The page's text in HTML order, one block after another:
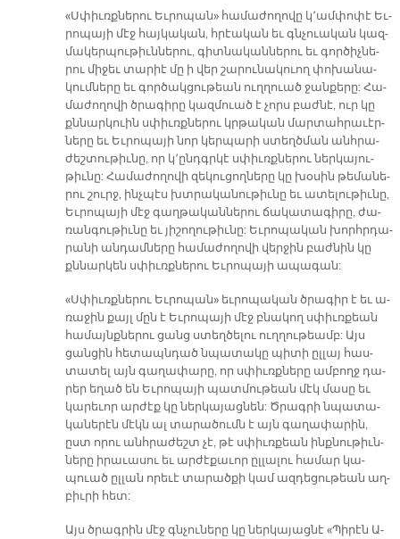
«Սփիւռք­նե­րու Եւ­րո­պան» հա­մա­ժո­ղո­վը կ՚ամ­փո­փէ Եւ­
րո­պա­յի մէջ հայ­կա­կան, հրէա­կան եւ գնչուա­կան կազ­
մա­կեր­պու­թիւն­նե­րու, գիտ­նա­կան­նե­րու եւ գոր­ծիչ­նե­
րու մի­ջեւ տա­րիէ մը ի վեր շա­րու­նա­կուող փո­խա­նա­
կում­նե­րը եւ գոր­ծակ­ցու­թեան ուղ­ղուած ջան­քե­րը: Հա­
մա­ժո­ղո­վի ծրա­գի­րը կազ­մուած է չորս բաժ­նէ, ուր կը
քննար­կուին սփիւռք­նե­րու կրթա­կան մար­տահ­րա­ւէր­
նե­րը եւ Եւ­րո­պա­յի նոր կեր­պա­րի ստեղծ­ման անհ­րա­
ժեշ­տու­թիւ­նը, որ կ՚ընդգր­կէ սփիւռք­նե­րու ներ­կա­յու­
թիւ­նը: Հա­մա­ժո­ղո­վի զե­կու­ցող­նե­րը կը խօ­սին թե­մա­նե­
րու շուրջ, ինչ­պէս խտրա­կա­նու­թիւ­նը եւ ա­տե­լու­թիւ­նը,
Եւ­րո­պա­յի մէջ գաղ­թա­կան­նե­րու ճա­կա­տա­գի­րը, ժա­
ռան­գու­թիւ­նը եւ յի­շո­ղու­թիւ­նը: Եւ­րո­պա­կան խորհր­դա­
րա­նի ան­դամ­նե­րը հա­մա­ժո­ղո­վի վեր­ջին բաժ­նին կը
քննար­կեն սփիւռք­նե­րու Եւ­րո­պա­յի ա­պա­գան:
«Սփիւռք­նե­րու Եւ­րո­պան» եւ­րո­պա­կան ծրա­գիր է եւ ա­
ռա­ջին քայլ մըն է Եւ­րո­պա­յի մէջ բնա­կող սփիւռ­քեան
հա­մայնք­նե­րու ցանց ստեղ­ծե­լու ուղ­ղու­թեամբ: Այս
ցան­ցին հե­տապն­դած նպա­տա­կը պի­տի ըլ­լայ հաս­
տա­տել այն գա­ղա­փա­րը, որ սփիւռք­նե­րը ամ­բողջ դա­
րեր ե­ղած են Եւ­րո­պա­յի պատ­մու­թեան մէկ մա­սը եւ
կա­րե­ւոր ար­ժէք կը ներ­կա­յաց­նեն: Ծրագ­րի նպա­տա­
կա­նե­րէն մէկն ալ տա­րա­ծումն է այն գա­ղա­փա­րին,
ըստ ո­րու անհ­րա­ժեշտ չէ, թէ սփիւռ­քեան ինք­նու­թիւն­
նե­րը ի­րա­ւա­սու եւ ար­ժէ­քա­ւոր ըլ­լա­լու հա­մար կա­
պուած ըլ­լան ո­րե­ւէ տա­րած­քի կամ ազ­դե­ցու­թեան աղ­
բիւ­րի հետ:
Այս ծրագ­րին մէջ գնչու­նե­րը կը ներ­կա­յաց­նէ «Պի­րէն Ա­